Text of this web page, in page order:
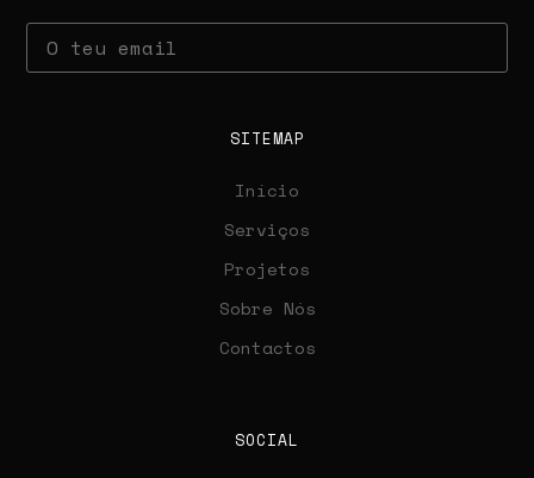
SITEMAP
Início
Serviços
Projetos
Sobre Nós
Contactos
SOCIAL